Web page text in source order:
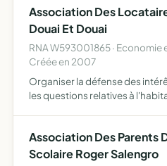
Association Des
Douai Et Douai
RNA W593001865 ·
Créée en 2007
Organiser la défense des
les questions relatives à
Association Des Parents
Scolaire Roger Salengro